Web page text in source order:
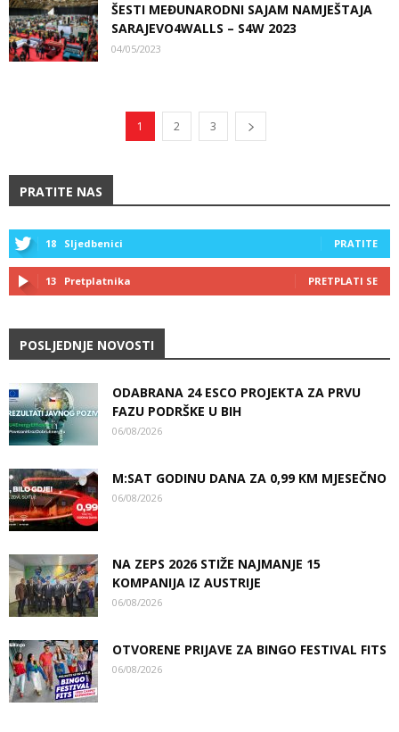
ŠESTI MEĐUNARODNI SAJAM NAMJEŠTAJA
SARAJEVO4WALLS – S4W 2023
04/05/2023
1 2 3
PRATITE NAS
18 Sljedbenici PRATITE
13 Pretplatnika PRETPLATI SE
POSLJEDNJE NOVOSTI
ODABRANA 24 ESCO PROJEKTA ZA PRVU
FAZU PODRŠKE U BIH
06/08/2026
M:SAT GODINU DANA ZA 0,99 KM MJESEČNO
06/08/2026
NA ZEPS 2026 STIŽE NAJMANJE 15
KOMPANIJA IZ AUSTRIJE
06/08/2026
OTVORENE PRIJAVE ZA BINGO FESTIVAL FITS
06/08/2026